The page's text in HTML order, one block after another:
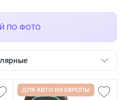
ПО ФОТО
ДЛЯ АВТО ИЗ ЕВРОПЫ